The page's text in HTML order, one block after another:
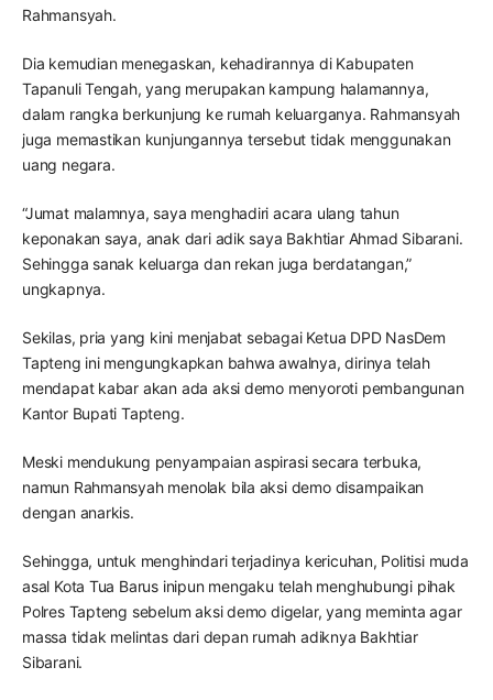
Rahmansyah.
Dia kemudian menegaskan, kehadirannya di Kabupaten
Tapanuli Tengah, yang merupakan kampung halamannya,
dalam rangka berkunjung ke rumah keluarganya. Rahmansyah
juga memastikan kunjungannya tersebut tidak menggunakan
uang negara.
“Jumat malamnya, saya menghadiri acara ulang tahun
keponakan saya, anak dari adik saya Bakhtiar Ahmad Sibarani.
Sehingga sanak keluarga dan rekan juga berdatangan,”
ungkapnya.
Sekilas, pria yang kini menjabat sebagai Ketua DPD NasDem
Tapteng ini mengungkapkan bahwa awalnya, dirinya telah
mendapat kabar akan ada aksi demo menyoroti pembangunan
Kantor Bupati Tapteng.
Meski mendukung penyampaian aspirasi secara terbuka,
namun Rahmansyah menolak bila aksi demo disampaikan
dengan anarkis.
Sehingga, untuk menghindari terjadinya kericuhan, Politisi muda
asal Kota Tua Barus inipun mengaku telah menghubungi pihak
Polres Tapteng sebelum aksi demo digelar, yang meminta agar
massa tidak melintas dari depan rumah adiknya Bakhtiar
Sibarani.